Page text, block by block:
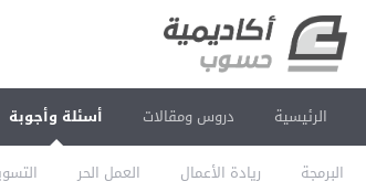
الرئيسية دروس ومقالات أسئلة وأجوبة
البرمجة ريادة الأعمال العمل الحر